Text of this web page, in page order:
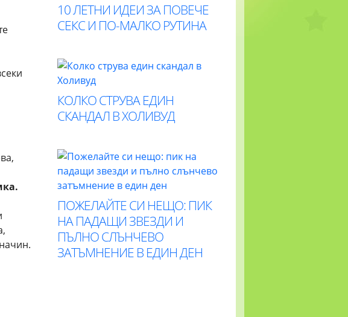
10 ЛЕТНИ ИДЕИ ЗА ПОВЕЧЕ
СЕКС И ПО-МАЛКО РУТИНА
КОЛКО СТРУВА ЕДИН
СКАНДАЛ В ХОЛИВУД
ПОЖЕЛАЙТЕ СИ НЕЩО: ПИК
НА ПАДАЩИ ЗВЕЗДИ И
ПЪЛНО СЛЪНЧЕВО
ЗАТЪМНЕНИЕ В ЕДИН ДЕН